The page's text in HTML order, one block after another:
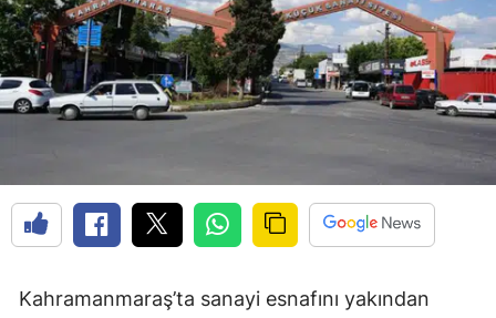
Kahramanmaraş’ta sanayi esnafını yakından